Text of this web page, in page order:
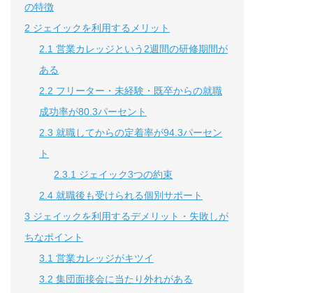
の特徴
2 ジェイックを利用するメリット
2.1 営業カレッジという2週間の研修期間が
ある
2.2 フリーター・未経験・既卒からの就職
成功率が80.3パーセント
2.3 就職してからの定着率が94.3パーセン
ト
2.3.1 ジェイック3つの約束
2.4 就職後も受けられる個別サポート
3 ジェイックを利用するデメリット・失敗しが
ちなポイント
3.1 営業カレッジがキツイ
3.2 集団面接会に当たり外れがある